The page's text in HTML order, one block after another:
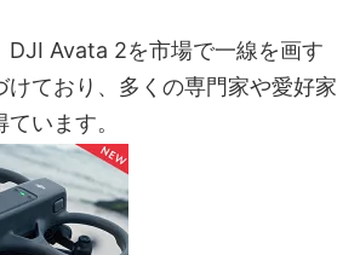
DJI Avata 2を市場で一線を画す
けており、多くの専門家や愛好家
います。